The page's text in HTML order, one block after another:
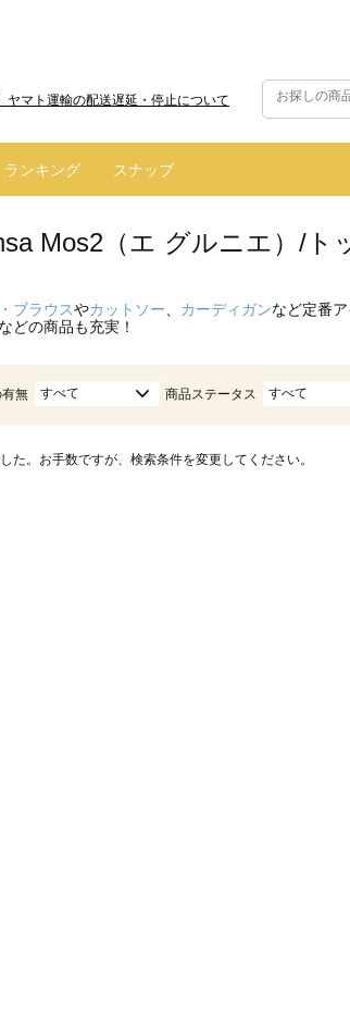
～サイトメンテナンス実施のお知らせ
ヤマト運輸の配送遅延・停止について
ランキング スナップ
Mos2（エ グルニエ）/ト
ブラウスやカットソー カーディガンなど定番
などの商品も充実！
無 すべて 商品ステータス すべて
た。お手数ですが、検索条件を変更してください。